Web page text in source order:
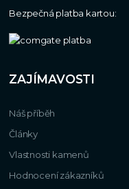
Bezpečná platba kartou:
ZAJÍMAVOSTI
Náš příběh
Články
Vlastnosti kamenů
Hodnocení zákazníků